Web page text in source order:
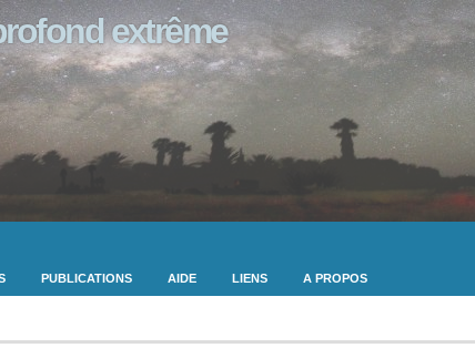
extrême
PUBLICATIONS AIDE LIENS A PROPOS